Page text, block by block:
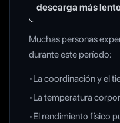
descarga más
Muchas personas
durante este período:
•La coordinación y el
•La temperatura
•El rendimiento físico